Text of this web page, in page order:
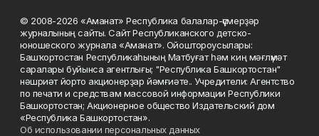
© 2008-2026 «Аманат» Республика балалар-үҫмерҙәр
журналының сайты. Сайт Республиканского детско-
юношеского журнала «Аманат». Ойоштороусылары:
Башҡортостан Республикаһының Матбуғат һәм киң мәғлүмәт
саралары буйынса агентлығы; "Республика Башкортостан"
нәшриәт йорто акционерҙар йәмғиәте.. Учредители: Агентство
по печати и средствам массовой информации Республики
Башкортостан; Акционерное общество Издательский дом
«Республика Башкортостан».
Об использовании персональных данных